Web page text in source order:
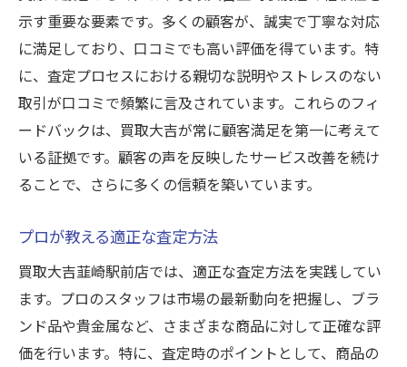
示す重要な要素です。多くの顧客が、誠実で丁寧な対応
に満足しており、口コミでも高い評価を得ています。特
に、査定プロセスにおける親切な説明やストレスのない
取引が口コミで頻繁に言及されています。これらのフィ
ードバックは、買取大吉が常に顧客満足を第一に考えて
いる証拠です。顧客の声を反映したサービス改善を続け
ることで、さらに多くの信頼を築いています。
プロが教える適正な査定方法
買取大吉韮崎駅前店では、適正な査定方法を実践してい
ます。プロのスタッフは市場の最新動向を把握し、ブラ
ンド品や貴金属など、さまざまな商品に対して正確な評
価を行います。特に、査定時のポイントとして、商品の